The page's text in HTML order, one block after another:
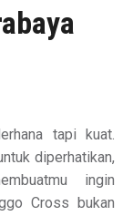
tapi kuat.
diperhatikan,
ingin
Cross bukan